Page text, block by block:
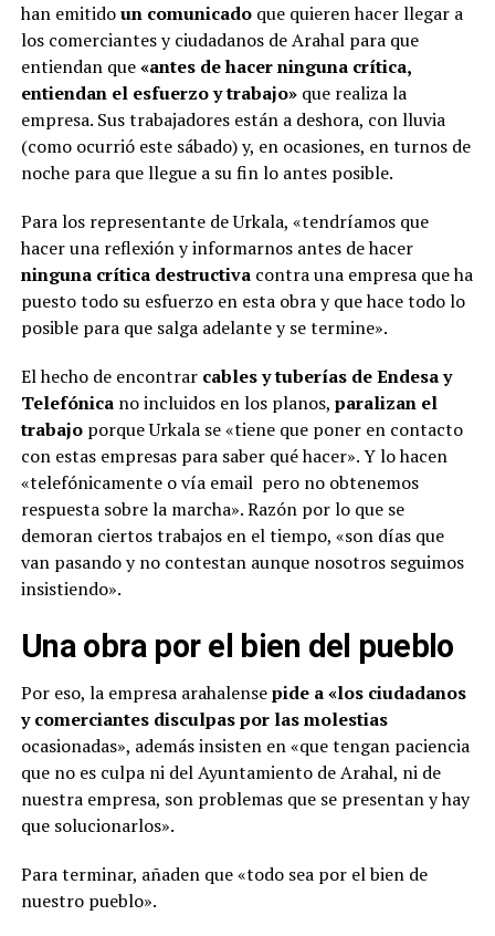
han emitidoun comunicadoque quieren hacer llegar a
los comerciantes y ciudadanos de Arahal para que
entiendan que«antes de hacer ninguna crítica,
entiendan el esfuerzo y trabajo»que realiza la
empresa. Sus trabajadores están a deshora, con lluvia
(como ocurrió este sábado) y, en ocasiones, en turnos de
noche para que llegue a su fin lo antes posible.
Para los representante de Urkala, «tendríamos que
hacer una reflexión y informarnos antes de hacer
ninguna crítica destructivacontra una empresa que ha
puesto todo su esfuerzo en esta obra y que hace todo lo
posible para que salga adelante y se termine».
El hecho de encontrar cables y tuberías de Endesa y
Telefónicano incluidos en los planos, paralizan el
trabajoporque Urkala se «tiene que poner en contacto
con estas empresas para saber qué hacer». Y lo hacen
«telefónicamente o vía email pero no obtenemos
respuesta sobre la marcha». Razón por lo que se
demoran ciertos trabajos en el tiempo, «son días que
van pasando y no contestan aunque nosotros seguimos
insistiendo».
Una obra por el bien del pueblo
Por eso, la empresa arahalensepide a «los ciudadanos
y comerciantes disculpas por las molestias
ocasionadas», además insisten en «que tengan paciencia
que no es culpa ni del Ayuntamiento de Arahal, ni de
nuestra empresa, son problemas que se presentan y hay
que solucionarlos».
Para terminar, añaden que «todo sea por el bien de
nuestro pueblo».